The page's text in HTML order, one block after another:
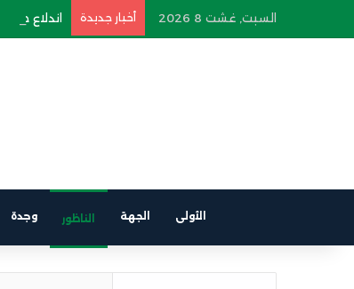
السبت, غشت 8 2026 أخبار جديدة اندلاع
الأولى الجهة الناظور وجدة